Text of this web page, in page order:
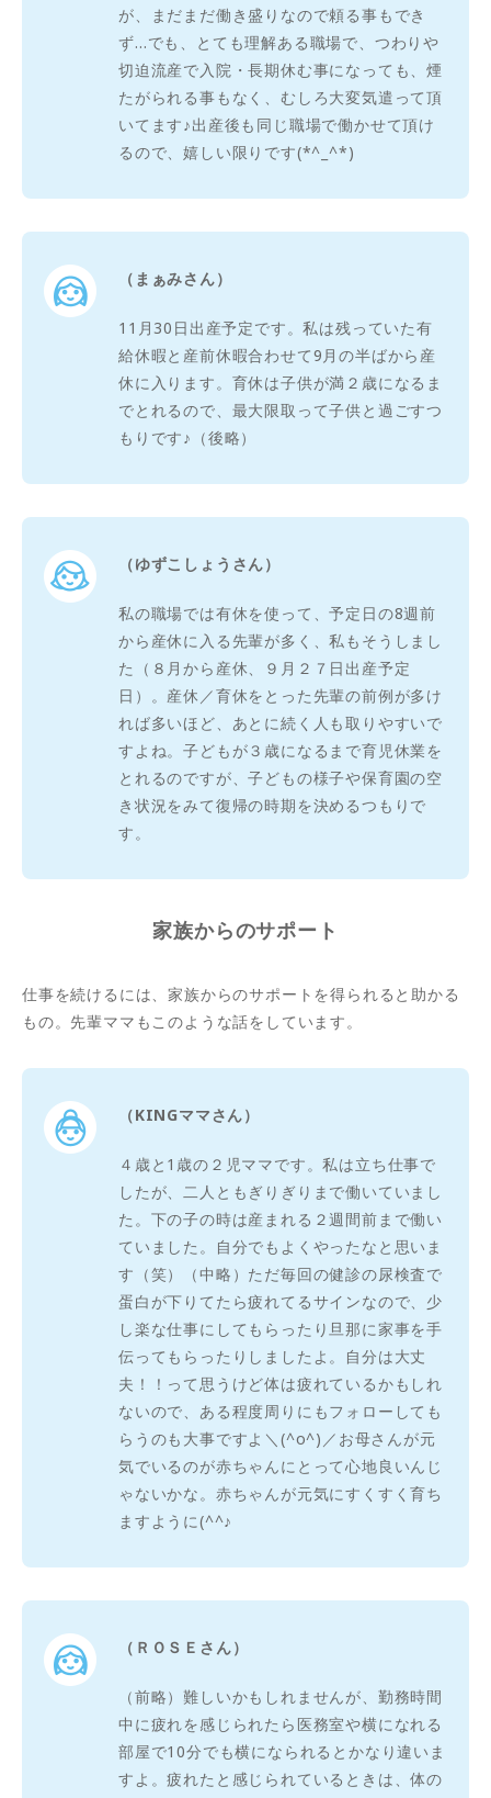
が、まだまだ働き盛りなので頼る事もでき
ず…でも、とても理解ある職場で、つわりや
切迫流産で入院・長期休む事になっても、煙
たがられる事もなく、むしろ大変気遣って頂
いてます♪出産後も同じ職場で働かせて頂け
るので、嬉しい限りです(*^_^*)
（まぁみさん）
11月30日出産予定です。私は残っていた有
給休暇と産前休暇合わせて9月の半ばから産
休に入ります。育休は子供が満２歳になるま
でとれるので、最大限取って子供と過ごすつ
もりです♪（後略）
（ゆずこしょうさん）
私の職場では有休を使って、予定日の8週前
から産休に入る先輩が多く、私もそうしまし
た（８月から産休、９月２７日出産予定
日）。産休／育休をとった先輩の前例が多け
れば多いほど、あとに続く人も取りやすいで
すよね。子どもが３歳になるまで育児休業を
とれるのですが、子どもの様子や保育園の空
き状況をみて復帰の時期を決めるつもりで
す。
家族からのサポート
仕事を続けるには、家族からのサポートを得られると助かる
もの。先輩ママもこのような話をしています。
（KINGママさん）
４歳と1歳の２児ママです。私は立ち仕事で
したが、二人ともぎりぎりまで働いていまし
た。下の子の時は産まれる２週間前まで働い
ていました。自分でもよくやったなと思いま
す（笑）（中略）ただ毎回の健診の尿検査で
蛋白が下りてたら疲れてるサインなので、少
し楽な仕事にしてもらったり旦那に家事を手
伝ってもらったりしましたよ。自分は大丈
夫！！って思うけど体は疲れているかもしれ
ないので、ある程度周りにもフォローしても
らうのも大事ですよ＼(^o^)／お母さんが元
気でいるのが赤ちゃんにとって心地良いんじ
ゃないかな。赤ちゃんが元気にすくすく育ち
ますように(^^♪
（ＲＯＳＥさん）
（前略）難しいかもしれませんが、勤務時間
中に疲れを感じられたら医務室や横になれる
部屋で10分でも横になられるとかなり違いま
すよ。疲れたと感じられているときは、体の